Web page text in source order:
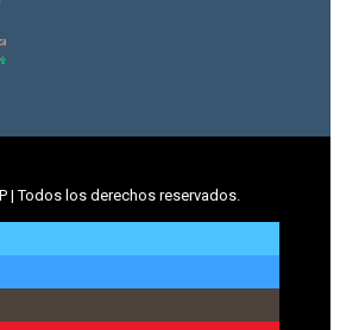
| Todos los derechos reservados.